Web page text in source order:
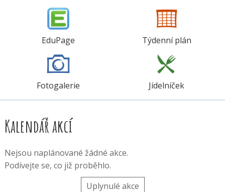
EduPage Týdenní plán
Fotogalerie Jídelníček
Kalendář akcí
Nejsou naplánované žádné akce.
Podívejte se, co již proběhlo.
Uplynulé akce